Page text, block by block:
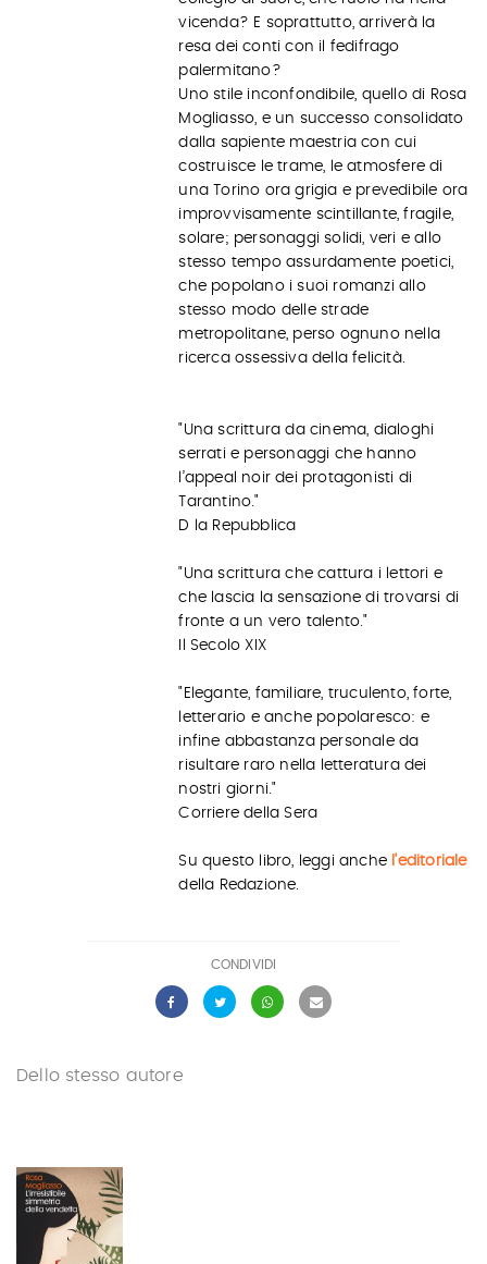
vicenda? E soprattutto, arriverà la
resa dei conti con il fedifrago
palermitano?
Uno stile inconfondibile, quello di Rosa
Mogliasso, e un successo consolidato
dalla sapiente maestria con cui
costruisce le trame, le atmosfere di
una Torino ora grigia e prevedibile ora
improvvisamente scintillante, fragile,
solare; personaggi solidi, veri e allo
stesso tempo assurdamente poetici,
che popolano i suoi romanzi allo
stesso modo delle strade
metropolitane, perso ognuno nella
ricerca ossessiva della felicità.
"Una scrittura da cinema, dialoghi
serrati e personaggi che hanno
l’appeal noir dei protagonisti di
Tarantino."
D la Repubblica
"Una scrittura che cattura i lettori e
che lascia la sensazione di trovarsi di
fronte a un vero talento."
Il Secolo XIX
"Elegante, familiare, truculento, forte,
letterario e anche popolaresco: e
infine abbastanza personale da
risultare raro nella letteratura dei
nostri giorni."
Corriere della Sera
Su questo libro, leggi anche l'editoriale
della Redazione.
CONDIVIDI
Dello stesso autore